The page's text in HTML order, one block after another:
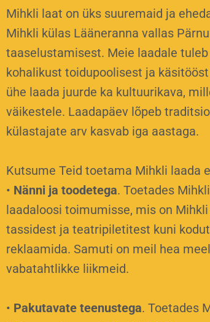
Mihkli laat on üks suuremaid ja
Mihkli külas Lääneranna vallas
taaselustamisest. Meie laadale
kohalikust toidupoolisest ja
ühe laada juurde ka kultuurikava,
väikestele. Laadapäev lõpeb
külastajate arv kasvab iga aastaga.
Kutsume Teid toetama Mihkli laada
• Nänni ja toodetega. Toetades
laadaloosi toimumisse, mis on
tassidest ja teatripiletitest kuni
reklaamida. Samuti on meil hea
vabatahtlikke liikmeid.
• Pakutavate teenustega. Toetades